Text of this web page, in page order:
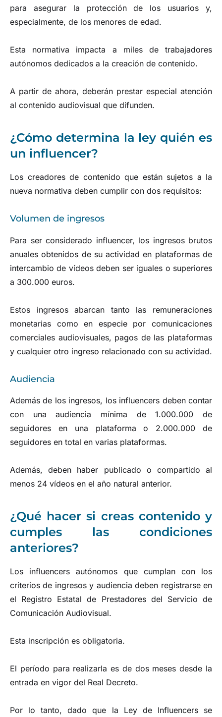
para asegurar la protección de los usuarios y,
especialmente, de los menores de edad.
Esta normativa impacta a miles de trabajadores
autónomos dedicados a la creación de contenido.
A partir de ahora, deberán prestar especial atención
al contenido audiovisual que difunden.
¿Cómo determina la ley quién es
un influencer?
Los creadores de contenido que están sujetos a la
nueva normativa deben cumplir con dos requisitos:
Volumen de ingresos
Para ser considerado influencer, los ingresos brutos
anuales obtenidos de su actividad en plataformas de
intercambio de vídeos deben ser iguales o superiores
a 300.000 euros.
Estos ingresos abarcan tanto las remuneraciones
monetarias como en especie por comunicaciones
comerciales audiovisuales, pagos de las plataformas
y cualquier otro ingreso relacionado con su actividad.
Audiencia
Además de los ingresos, los influencers deben contar
con una audiencia mínima de 1.000.000 de
seguidores en una plataforma o 2.000.000 de
seguidores en total en varias plataformas.
Además, deben haber publicado o compartido al
menos 24 vídeos en el año natural anterior.
¿Qué hacer si creas contenido y
cumples las condiciones
anteriores?
Los influencers autónomos que cumplan con los
criterios de ingresos y audiencia deben registrarse en
el Registro Estatal de Prestadores del Servicio de
Comunicación Audiovisual.
Esta inscripción es obligatoria.
El período para realizarla es de dos meses desde la
entrada en vigor del Real Decreto.
Por lo tanto, dado que la Ley de Influencers se